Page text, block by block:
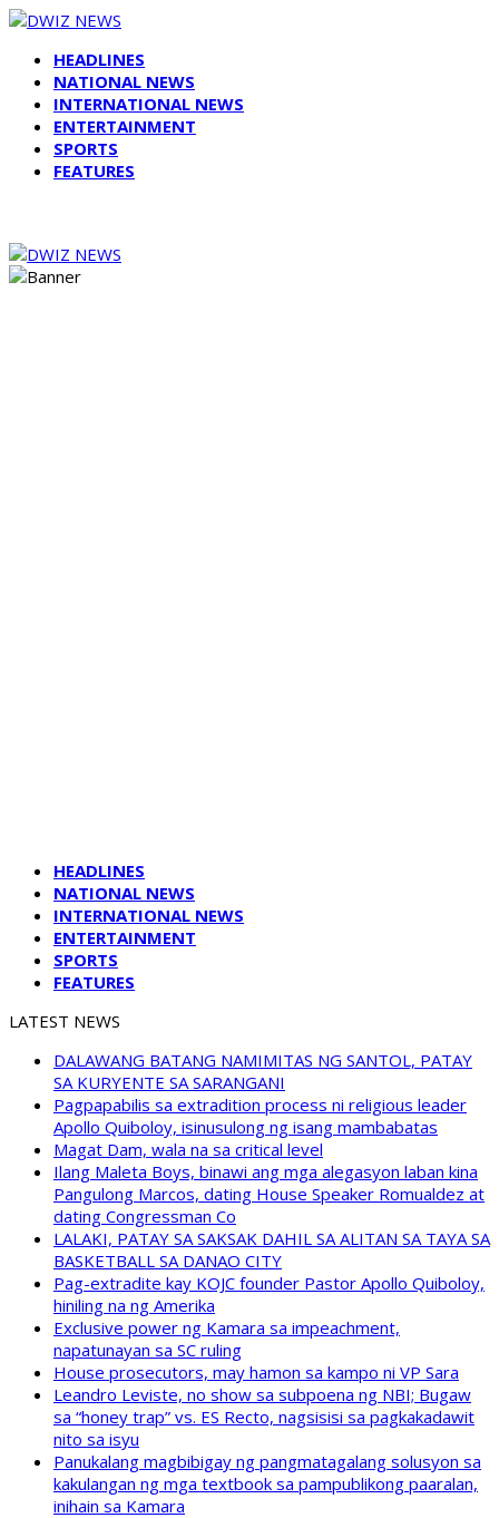
HEADLINES
NATIONAL NEWS
INTERNATIONAL NEWS
ENTERTAINMENT
SPORTS
FEATURES
HEADLINES
NATIONAL NEWS
INTERNATIONAL NEWS
ENTERTAINMENT
SPORTS
FEATURES
LATEST NEWS
DALAWANG BATANG NAMIMITAS NG SANTOL, PATAY
SA KURYENTE SA SARANGANI
Pagpapabilis sa extradition process ni religious leader
Apollo Quiboloy, isinusulong ng isang mambabatas
Magat Dam, wala na sa critical level
Ilang Maleta Boys, binawi ang mga alegasyon laban kina
Pangulong Marcos, dating House Speaker Romualdez at
dating Congressman Co
LALAKI, PATAY SA SAKSAK DAHIL SA ALITAN SA TAYA SA
BASKETBALL SA DANAO CITY
Pag-extradite kay KOJC founder Pastor Apollo Quiboloy,
hiniling na ng Amerika
Exclusive power ng Kamara sa impeachment,
napatunayan sa SC ruling
House prosecutors, may hamon sa kampo ni VP Sara
Leandro Leviste, no show sa subpoena ng NBI; Bugaw
sa “honey trap” vs. ES Recto, nagsisisi sa pagkakadawit
nito sa isyu
Panukalang magbibigay ng pangmatagalang solusyon sa
kakulangan ng mga textbook sa pampublikong paaralan,
inihain sa Kamara